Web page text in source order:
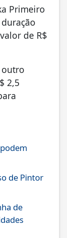
Primeiro
de R$
outro
2,5
de Pintor
de